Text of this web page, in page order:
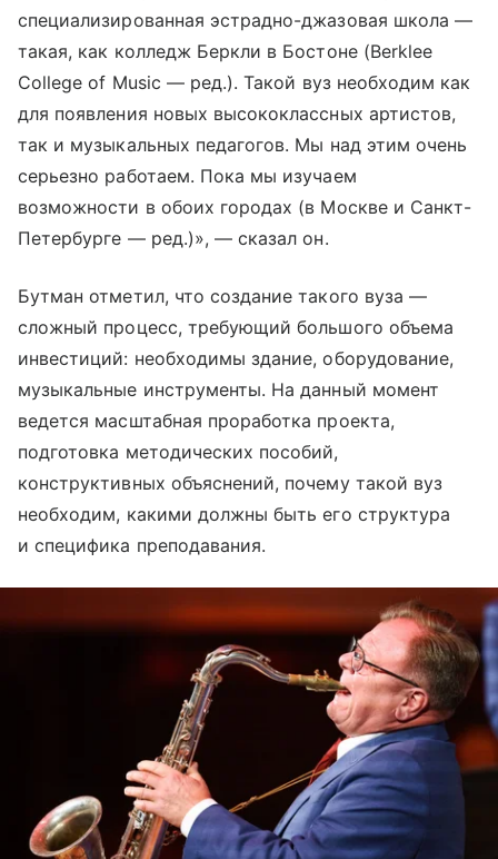
специализированная эстрадно-джазовая школа —
такая, как колледж Беркли в Бостоне (Berklee
College of Music — ред.). Такой вуз необходим как
для появления новых высококлассных артистов,
так и музыкальных педагогов. Мы над этим очень
серьезно работаем. Пока мы изучаем
возможности в обоих городах (в Москве и Санкт-
Петербурге — ред.)», — сказал он.
Бутман отметил, что создание такого вуза —
сложный процесс, требующий большого объема
инвестиций: необходимы здание, оборудование,
музыкальные инструменты. На данный момент
ведется масштабная проработка проекта,
подготовка методических пособий,
конструктивных объяснений, почему такой вуз
необходим, какими должны быть его структура
и специфика преподавания.